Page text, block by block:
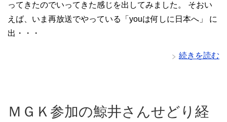
ってきたのでいってきた感じを出してみました。 そおい
えば、いま再放送でやっている「youは何しに日本へ」 に
出・・・
続きを読む
ＭＧＫ参加の鯨井さんせどり経